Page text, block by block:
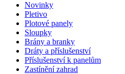
Novinky
Pletivo
Plotové panely
Sloupky
Brány a branky
Dráty a příslušenství
Příslušenství k panelům
Zastínění zahrad